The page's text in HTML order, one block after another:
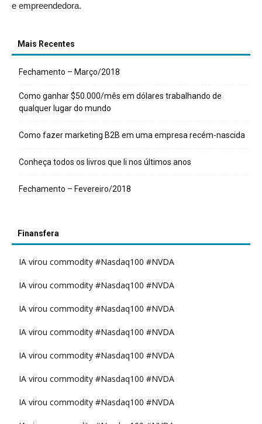
e empreendedora.
Mais Recentes
Fechamento – Março/2018
Como ganhar $50.000/mês em dólares trabalhando de
qualquer lugar do mundo
Como fazer marketing B2B em uma empresa recém-nascida
Conheça todos os livros que li nos últimos anos
Fechamento – Fevereiro/2018
Finansfera
IA virou commodity #Nasdaq100 #NVDA
IA virou commodity #Nasdaq100 #NVDA
IA virou commodity #Nasdaq100 #NVDA
IA virou commodity #Nasdaq100 #NVDA
IA virou commodity #Nasdaq100 #NVDA
IA virou commodity #Nasdaq100 #NVDA
IA virou commodity #Nasdaq100 #NVDA